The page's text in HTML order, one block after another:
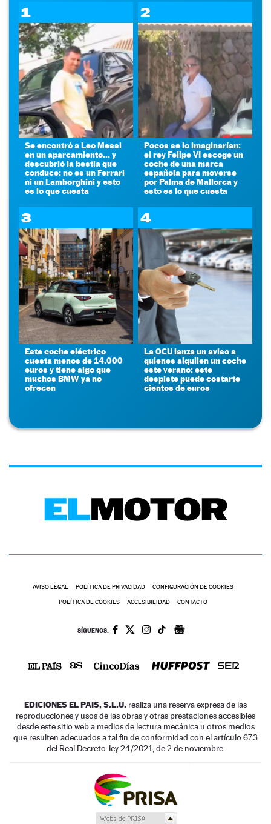
1
Se encontró a Leo Messi
en un aparcamiento... y
descubrió la bestia que
conduce: no es un Ferrari
ni un Lamborghini y esto
es lo que cuesta
2
Pocos se lo imaginarían:
el rey Felipe VI escoge un
coche de una marca
española para moverse
por Palma de Mallorca y
esto es lo que cuesta
3
Este coche eléctrico
cuesta menos de 14.000
euros y tiene algo que
muchos BMW ya no
ofrecen
4
La OCU lanza un aviso a
quienes alquilen un coche
este verano: este
despiste puede costarte
cientos de euros
AVISO LEGAL POLÍTICA DE PRIVACIDAD CONFIGURACIÓN DE COOKIES
POLÍTICA DE COOKIES ACCESIBILIDAD CONTACTO
SÍGUENOS:
EDICIONES EL PAIS, S.L.U. realiza una reserva expresa de las
reproducciones y usos de las obras y otras prestaciones accesibles
desde este sitio web a medios de lectura mecánica u otros medios
que resulten adecuados a tal fin de conformidad con el artículo 67.3
del Real Decreto-ley 24/2021, de 2 de noviembre.